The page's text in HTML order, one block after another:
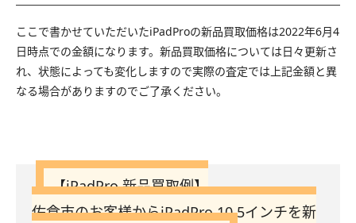
ここで書かせていただいたiPadProの新品買取価格は2022年6月4
日時点での金額になります。新品買取価格については日々更新さ
れ、状態によっても変化しますので実際の査定では上記金額と異
なる場合がありますのでご了承ください。
【iPadPro 新品買取例】
佐倉市のお客様からiPadPro 10.5インチを新